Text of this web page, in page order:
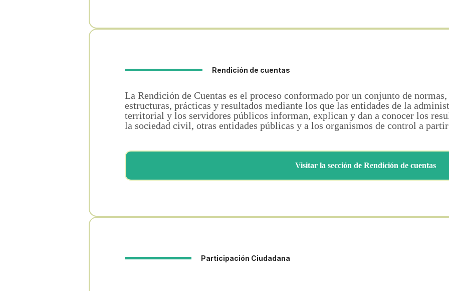
Rendición de cuentas
La Rendición de Cuentas es el proceso conformado por un conjunto de
estructuras, prácticas y resultados mediante los que las entidades de la
territorial y los servidores públicos informan, explican y dan a conocer los
la sociedad civil, otras entidades públicas y a los organismos de control a
Visitar la sección de Rendición de cuentas
Participación Ciudadana